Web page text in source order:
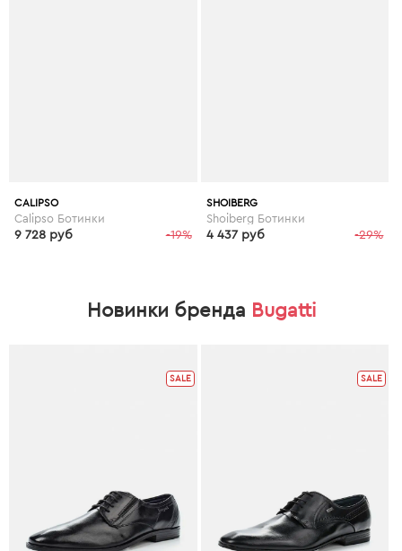
CALIPSO
Calipso Ботинки
-19%
9 728 руб
SHOIBERG
Shoiberg Ботинки
-29%
4 437 руб
Новинки бренда Bugatti
SALE SALE